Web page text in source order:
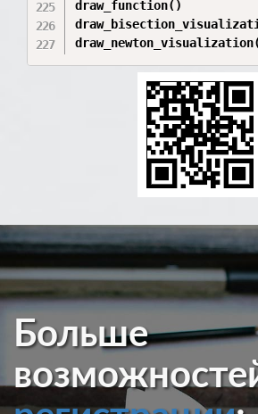
draw_function()
Больше